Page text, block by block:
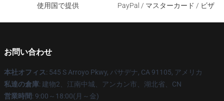
使用国で提供
PayPal / マスターカード / ビザ
お問い合わせ
本社オフィス: 545 S Arroyo Pkwy, パサデナ, CA 91105, アメリカ
私達の倉庫: 建物2、江南中城、アンカン市、湖北省、CN
営業時間: 9:00～18:00(月～金)